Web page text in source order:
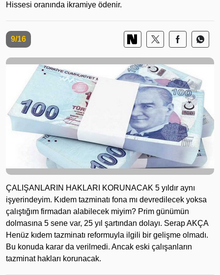
Hissesi oranında ikramiye ödenir.
9/16
ÇALIŞANLARIN HAKLARI KORUNACAK 5 yıldır aynı
işyerindeyim. Kıdem tazminatı fona mı devredilecek yoksa
çalıştığım firmadan alabilecek miyim? Prim günümün
dolmasına 5 sene var, 25 yıl şartından dolayı. Serap AKÇA
Henüz kıdem tazminatı reformuyla ilgili bir gelişme olmadı.
Bu konuda karar da verilmedi. Ancak eski çalışanların
tazminat hakları korunacak.